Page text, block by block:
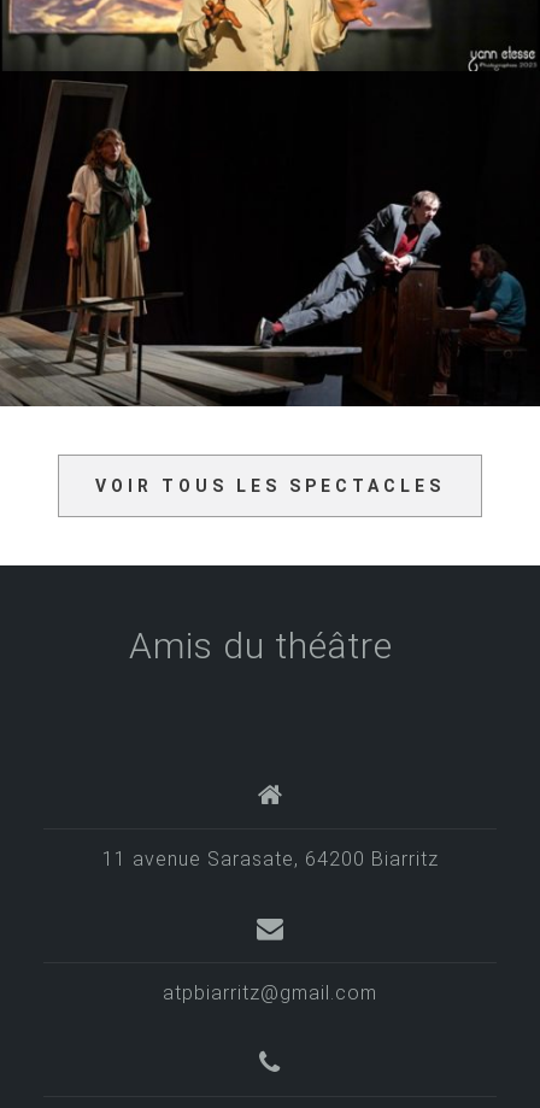
VOIR TOUS LES SPECTACLES
Amis du théâtre
11 avenue Sarasate, 64200 Biarritz
atpbiarritz@gmail.com